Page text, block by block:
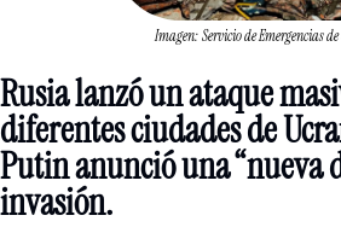
Imagen: Servicio de Emergencias
Rusia lanzó un ataque
diferentes ciudades de
Putin anunció una “nueva
invasión.